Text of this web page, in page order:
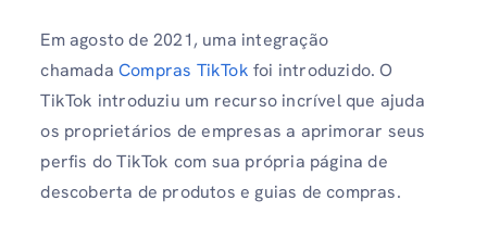
Em agosto de 2021, uma integração
chamada Compras TikTok foi introduzido. O
TikTok introduziu um recurso incrível que ajuda
os proprietários de empresas a aprimorar seus
perfis do TikTok com sua própria página de
descoberta de produtos e guias de compras.